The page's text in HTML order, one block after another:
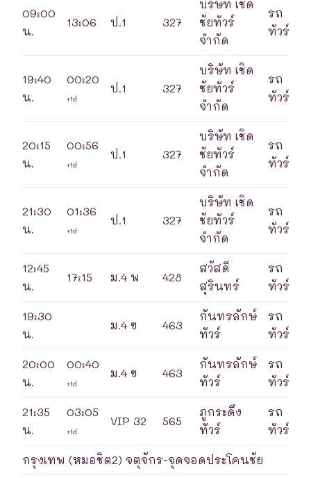
09:00
น.
13:06 ป.1 327
บริษัท เชิด
ชัยทัวร์
จำกัด
รถ
ทัวร์
19:40
น.
00:20
+1d
ป.1 327
บริษัท เชิด
ชัยทัวร์
จำกัด
รถ
ทัวร์
20:15
น.
00:56
+1d
ป.1 327
บริษัท เชิด
ชัยทัวร์
จำกัด
รถ
ทัวร์
21:30
น.
01:36
+1d
ป.1 327
บริษัท เชิด
ชัยทัวร์
จำกัด
รถ
ทัวร์
12:45
น.
17:15 ม.4 พ 428
สวัสดี
สุรินทร์
รถ
ทัวร์
19:30
น.
ม.4 ข 463
กันทรลักษ์
ทัวร์
รถ
ทัวร์
20:00
น.
00:40
+1d
ม.4 ข 463
กันทรลักษ์
ทัวร์
รถ
ทัวร์
21:35
น.
03:05
+1d
VIP 32 565
ภูกระดึง
ทัวร์
รถ
ทัวร์
กรุงเทพ (หมอชิต2) จตุจักร-จุดจอดประโคนชัย